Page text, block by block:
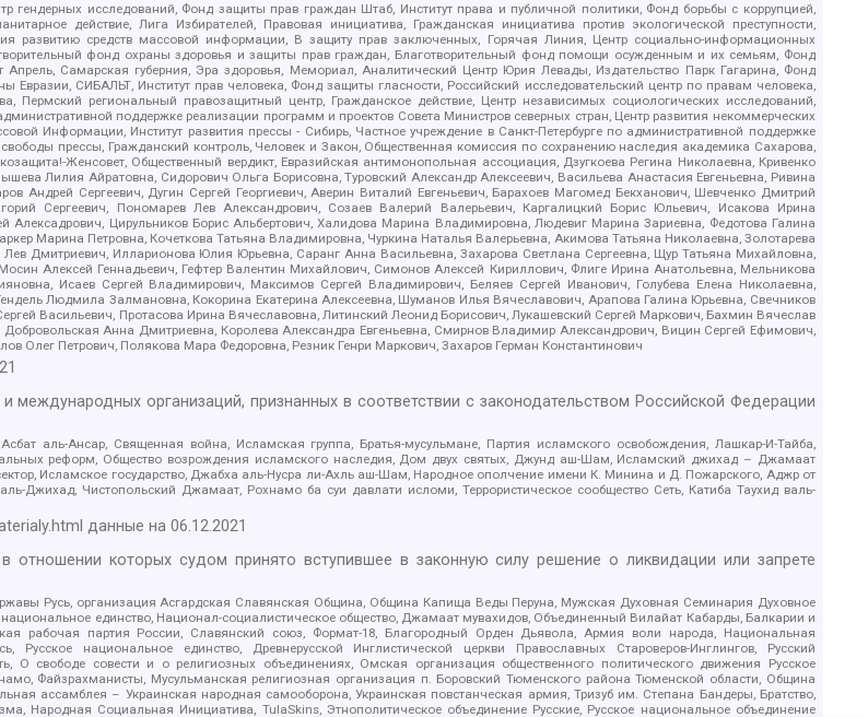
гендерных исследований, Фонд защиты прав граждан Штаб, Институт права и публичной политики, Фонд борьбы с коррупцией,
действие, Лига Избирателей, Правовая инициатива, Гражданская инициатива против экологической преступности,
развитию средств массовой информации, В защиту прав заключенных, Горячая Линия, Центр социально-информационных
фонд охраны здоровья и защиты прав граждан, Благотворительный фонд помощи осужденным и их семьям, Фонд
Апрель, Самарская губерния, Эра здоровья, Мемориал, Аналитический Центр Юрия Левады, Издательство Парк Гагарина, Фонд
СИБАЛЬТ, Институт прав человека, Фонд защиты гласности, Российский исследовательский центр по правам человека,
Пермский региональный правозащитный центр, Гражданское действие, Центр независимых социологических исследований,
поддержке реализации программ и проектов Совета Министров северных стран, Центр развития некоммерческих
Информации, Институт развития прессы - Сибирь, Частное учреждение в Санкт-Петербурге по административной поддержке
прессы, Гражданский контроль, Человек и Закон, Общественная комиссия по сохранению наследия академика Сахарова,
Женсовет, Общественный вердикт, Евразийская антимонопольная ассоциация, Дзугкоева Регина Николаевна, Кривенко
Лилия Айратовна, Сидорович Ольга Борисовна, Туровский Александр Алексеевич, Васильева Анастасия Евгеньевна, Ривина
Андрей Сергеевич, Дугин Сергей Георгиевич, Аверин Виталий Евгеньевич, Барахоев Магомед Бекханович, Шевченко Дмитрий
Сергеевич, Пономарев Лев Александрович, Созаев Валерий Валерьевич, Каргалицкий Борис Юльевич, Исакова Ирина
Цирульников Борис Альбертович, Халидова Марина Владимировна, Людевиг Марина Зариевна, Федотова Галина
Марина Петровна, Кочеткова Татьяна Владимировна, Чуркина Наталья Валерьевна, Акимова Татьяна Николаевна, Золотарева
Дмитриевич, Илларионова Юлия Юрьевна, Саранг Анна Васильевна, Захарова Светлана Сергеевна, Щур Татьяна Михайловна,
Алексей Геннадьевич, Гефтер Валентин Михайлович, Симонов Алексей Кириллович, Флиге Ирина Анатольевна, Мельникова
Исаев Сергей Владимирович, Максимов Сергей Владимирович, Беляев Сергей Иванович, Голубева Елена Николаевна,
Людмила Залмановна, Кокорина Екатерина Алексеевна, Шуманов Илья Вячеславович, Арапова Галина Юрьевна, Свечников
Васильевич, Протасова Ирина Вячеславовна, Литинский Леонид Борисович, Лукашевский Сергей Маркович, Бахмин Вячеслав
Анна Дмитриевна, Королева Александра Евгеньевна, Смирнов Владимир Александрович, Вицин Сергей Ефимович,
Олег Петрович, Полякова Мара Федоровна, Резник Генри Маркович, Захаров Герман Константинович
организаций, признанных в соответствии с законодательством Российской Федерации
аль-Ансар, Священная война, Исламская группа, Братья-мусульмане, Партия исламского освобождения, Лашкар-И-Тайба,
реформ, Общество возрождения исламского наследия, Дом двух святых, Джунд аш-Шам, Исламский джихад – Джамаат
Исламское государство, Джабха аль-Нусра ли-Ахль аш-Шам, Народное ополчение имени К. Минина и Д. Пожарского, Аджр от
Джихад, Чистопольский Джамаат, Рохнамо ба суи давлати исломи, Террористическое сообщество Сеть, Катиба Таухид валь-
данные на06.12.2021
отношении которых судом принято вступившее в законную силу решение о ликвидации или запрете
Русь, организация Асгардская Славянская Община, Община Капища Веды Перуна, Мужская Духовная Семинария Духовное
единство, Национал-социалистическое общество, Джамаат мувахидов, Объединенный Вилайат Кабарды, Балкарии и
рабочая партия России, Славянский союз, Формат-18, Благородный Орден Дьявола, Армия воли народа, Национальная
национальное единство, Древнерусской Инглистической церкви Православных Староверов-Инглингов, Русский
свободе совести и о религиозных объединениях, Омская организация общественного политического движения Русское
Файзрахманисты, Мусульманская религиозная организация п. Боровский Тюменского района Тюменской области, Община
ассамблея – Украинская народная самооборона, Украинская повстанческая армия, Тризуб им. Степана Бандеры, Братство,
Народная Социальная Инициатива, TulaSkins, Этнополитическое объединение Русские, Русское национальное объединение